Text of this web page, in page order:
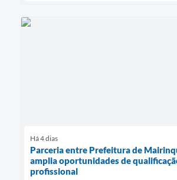
Há 4 dias
Parceria entre Prefeitura de
amplia oportunidades de
profissional